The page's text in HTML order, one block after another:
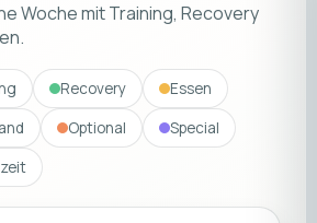
Woche mit Training, Recovery
Recovery
Essen
Optional
Special